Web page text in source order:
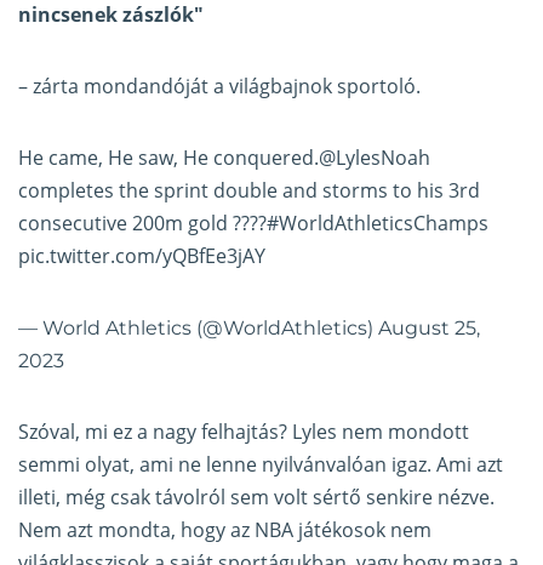
nincsenek zászlók"
– zárta mondandóját a világbajnok sportoló.
He came, He saw, He conquered.@LylesNoah
completes the sprint double and storms to his 3rd
consecutive 200m gold ????#WorldAthleticsChamps
pic.twitter.com/yQBfEe3jAY
— World Athletics (@WorldAthletics) August 25,
2023
Szóval, mi ez a nagy felhajtás? Lyles nem mondott
semmi olyat, ami ne lenne nyilvánvalóan igaz. Ami azt
illeti, még csak távolról sem volt sértő senkire nézve.
Nem azt mondta, hogy az NBA játékosok nem